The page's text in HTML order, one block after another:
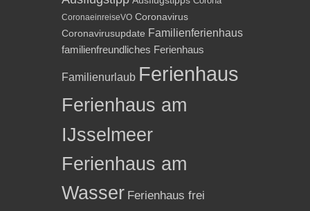
CoronaeinreiseVO Coronavirus
Coronavirusupdate Familienferienhaus
familienfreundliches Ferienhaus
Familienurlaub Ferienhaus
Ferienhaus am
IJsselmeer
Ferienhaus am
Wasser Ferienhaus frei